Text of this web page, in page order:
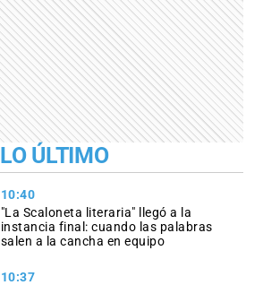
LO ÚLTIMO
10:40
"La Scaloneta literaria" llegó a la
instancia final: cuando las palabras
salen a la cancha en equipo
10:37